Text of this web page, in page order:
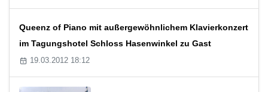
Queenz of Piano mit außergewöhnlichem Klavierkonzert
im Tagungshotel Schloss Hasenwinkel zu Gast
19.03.2012 18:12